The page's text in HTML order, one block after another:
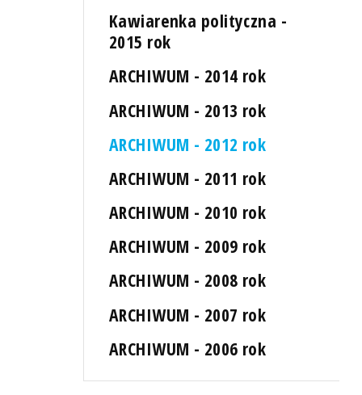
Kawiarenka polityczna -
2015 rok
ARCHIWUM - 2014 rok
ARCHIWUM - 2013 rok
ARCHIWUM - 2012 rok
ARCHIWUM - 2011 rok
ARCHIWUM - 2010 rok
ARCHIWUM - 2009 rok
ARCHIWUM - 2008 rok
ARCHIWUM - 2007 rok
ARCHIWUM - 2006 rok